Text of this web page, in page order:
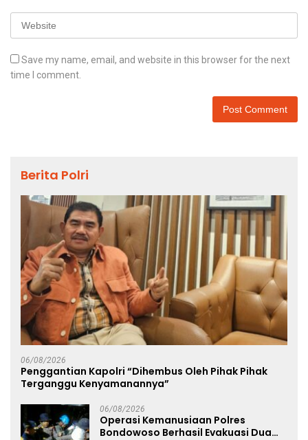
Save my name, email, and website in this browser for the next
time I comment.
Berita Polri
06/08/2026
Penggantian Kapolri “Dihembus Oleh Pihak Pihak
Terganggu Kenyamanannya”
06/08/2026
Operasi Kemanusiaan Polres
Bondowoso Berhasil Evakuasi Dua